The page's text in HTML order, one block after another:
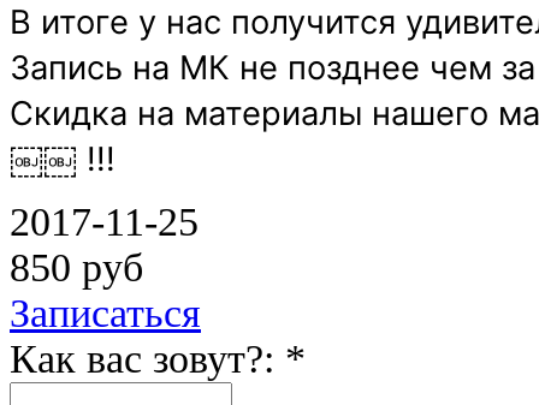
В итоге у нас получится
Запись на МК не позднее чем
Скидка на материалы нашего
￼￼ !!!
2017-11-25
850 руб
Записаться
Как вас зовут?: *